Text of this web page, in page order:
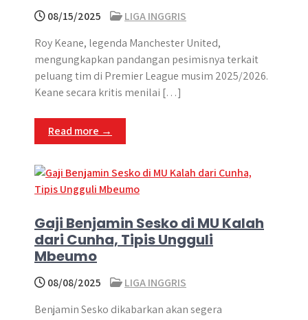
08/15/2025
LIGA INGGRIS
Roy Keane, legenda Manchester United,
mengungkapkan pandangan pesimisnya terkait
peluang tim di Premier League musim 2025/2026.
Keane secara kritis menilai […]
Read more →
Gaji Benjamin Sesko di MU Kalah
dari Cunha, Tipis Ungguli
Mbeumo
08/08/2025
LIGA INGGRIS
Benjamin Sesko dikabarkan akan segera